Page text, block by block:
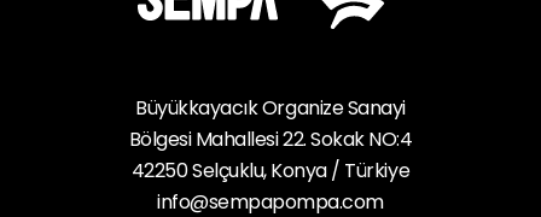
Endüstriyel pompalar, dalgıç pompalar, hidrofor
Böylece müşteriler, ihtiyaç duydukları her türlü
pompayı Sempa Pompa'da bulabilirler.
Sempa Pompa, üretiminde en kaliteli malzemeleri
kullanmakta ve her pompayı titizlikle test
Büyükkayacık Organize Sanayi
Bölgesi Mahallesi 22. Sokak NO:4
42250 Selçuklu, Konya / Türkiye
info@sempapompa.com